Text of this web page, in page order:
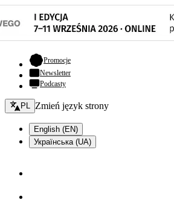
Promocje- otwiera się w nowej karcie
Newsletter
Podcasty
Zmień język - bieżący:
PL Zmień język strony
English (EN)
Українська (UA)